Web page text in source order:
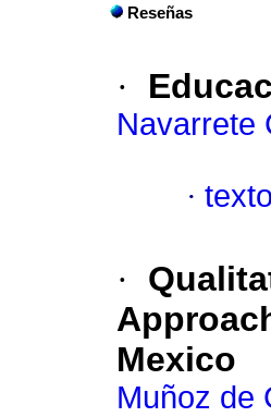
Reseñas
·
Navarrete
·
·
Mexico
Muñoz de